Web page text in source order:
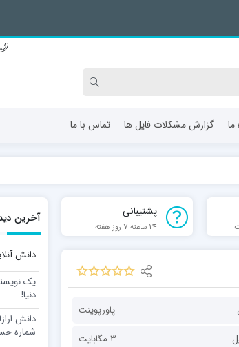
ما گزارش مشکلات فایل ها تماس با ما
پشتیبانی
24 ساعته 7 روز هفته
پاورپوینت
3 مگابایت
آخرین
دانش
یک
دنیا!
دانش
شماره